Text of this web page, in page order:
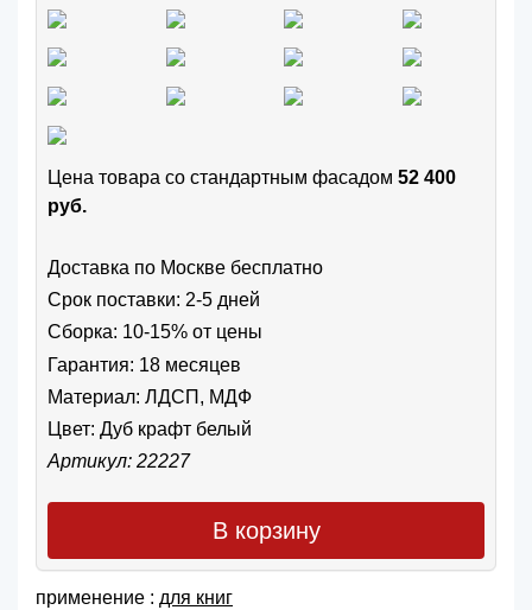
Цена товара cо стандартным фасадом 52 400
руб.
Доставка по Москве бесплатно
Срок поставки: 2-5 дней
Сборка: 10-15% от цены
Гарантия: 18 месяцев
Материал: ЛДСП, МДФ
Цвет: Дуб крафт белый
Артикул: 22227
В корзину
применение : для книг